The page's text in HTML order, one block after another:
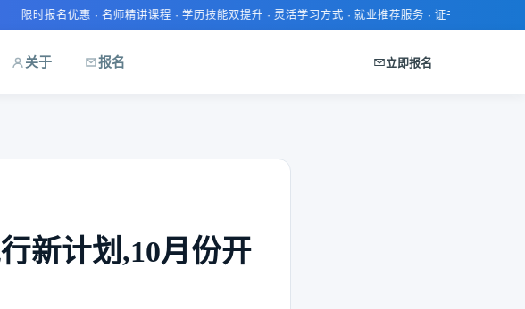
报名优惠 · 名师精讲课程 · 学历技能双提升 · 灵活学习方式 · 就业推荐服务 · 证书通过率高 · 报名即
关于 报名 立即报名
新计划,10月份开